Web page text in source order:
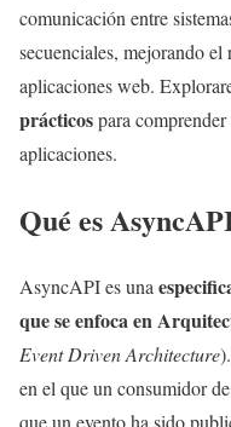
comunicación entre
secuenciales, mejorando
aplicaciones web.
prácticospara
aplicaciones.
Qué es
AsyncAPI es una
que se enfoca en
Event Driven Architecture
en el que un consumidor
que un evento ha sido